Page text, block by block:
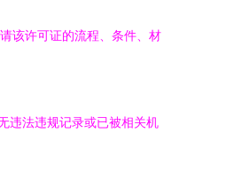
该许可证的流程、条件、材
违法违规记录或已被相关机